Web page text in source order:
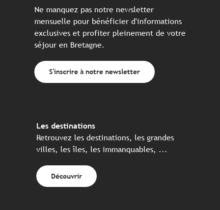
Ne manquez pas notre newsletter
mensuelle pour bénéficier d'informations
exclusives et profiter pleinement de votre
séjour en Bretagne.
S'inscrire à notre newsletter
Les destinations
Retrouvez les destinations, les grandes
villes, les îles, les immanquables, ...
Découvrir